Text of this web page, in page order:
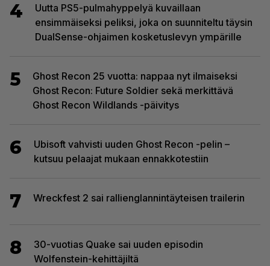
4
Uutta PS5-pulmahyppelyä kuvaillaan
ensimmäiseksi peliksi, joka on suunniteltu täysin
DualSense-ohjaimen kosketuslevyn ympärille
5
Ghost Recon 25 vuotta: nappaa nyt ilmaiseksi
Ghost Recon: Future Soldier sekä merkittävä
Ghost Recon Wildlands -päivitys
6
Ubisoft vahvisti uuden Ghost Recon -pelin –
kutsuu pelaajat mukaan ennakkotestiin
7 Wreckfest 2 sai rallienglannintäyteisen trailerin
8
30-vuotias Quake sai uuden episodin
Wolfenstein-kehittäjiltä